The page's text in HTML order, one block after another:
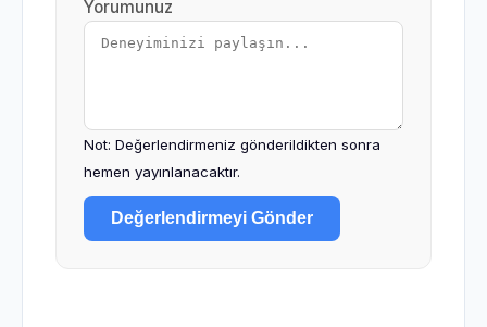
Yorumunuz
Not: Değerlendirmeniz gönderildikten sonra
hemen yayınlanacaktır.
Değerlendirmeyi Gönder